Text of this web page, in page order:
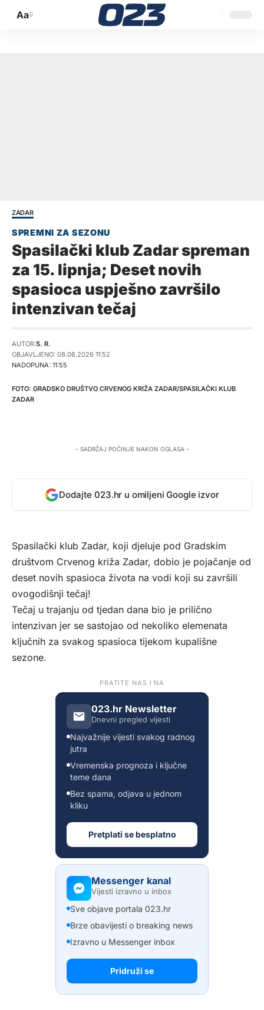
Promijeni
Aa
ZADAR
Spasilački klub Zadar spreman
za 15. lipnja; Deset novih
spasioca uspješno završilo
intenzivan tečaj
NADOPUNA: 11:55
AUTOR:S. R.
OBJAVLJENO: 08.06.2026 11:52
GRADSKO DRUŠTVO CRVENOG KRIŽA ZADAR/SPASILAČKI KLUB
ZADAR
- SADRŽAJ POČINJE NAKON OGLASA -
Dodajte 023.hr u omiljeni Google izvor
Spasilački klub Zadar, koji djeluje pod Gradskim
društvom Crvenog križa Zadar, dobio je pojačanje od
deset novih spasioca života na vodi koji su završili
ovogodišnji tečaj!
Tečaj u trajanju od tjedan dana bio je prilično
intenzivan jer se sastojao od nekoliko elemenata
ključnih za svakog spasioca tijekom kupališne
sezone.
PRATITE NAS I NA
023.hr Newsletter
Dnevni pregled vijesti
Najvažnije vijesti svakog radnog
jutra
Vremenska prognoza i ključne
teme dana
Bez spama, odjava u jednom
kliku
Pretplati se besplatno
Messenger kanal
Vijesti izravno u inbox
Sve objave portala 023.hr
Brze obavijesti o breaking news
Izravno u Messenger inbox
Pridruži se